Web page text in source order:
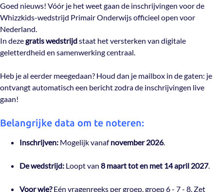
Goed nieuws! Vóór je het weet gaan de inschrijvingen voor de
Whizzkids-wedstrijd Primair Onderwijs officieel open voor
Nederland.
In dezegratis wedstrijdstaat het versterken van digitale
geletterdheid en samenwerking centraal.
Heb je al eerder meegedaan? Houd dan je mailbox in de gaten: je
ontvangt automatisch een bericht zodra de inschrijvingen live
gaan!
Belangrijke data om te noteren:
Inschrijven: Mogelijk vanafnovember 2026.
De wedstrijd: Loopt van 8 maart tot en met 14 april 2027.
Voor wie?Eén vragenreeks per groep, groep 6 - 7 - 8. Zet